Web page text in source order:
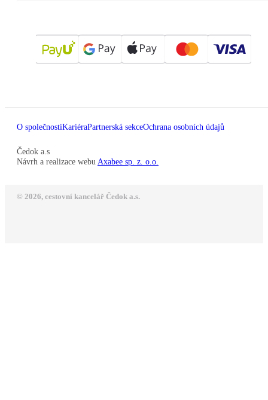
O společnostiKariéraPartnerská sekceOchrana osobních údajů
Čedok a.s
Návrh a realizace webu Axabee sp. z. o.o.
© 2026, cestovní kancelář Čedok a.s.